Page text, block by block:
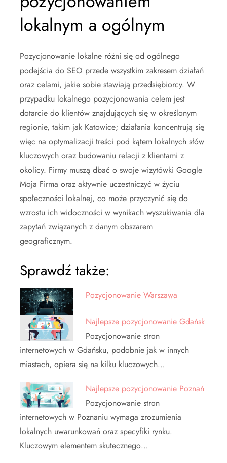
lokalnym a ogólnym
Pozycjonowanie lokalne różni się od ogólnego
podejścia do SEO przede wszystkim zakresem działań
oraz celami, jakie sobie stawiają przedsiębiorcy. W
przypadku lokalnego pozycjonowania celem jest
dotarcie do klientów znajdujących się w określonym
regionie, takim jak Katowice; działania koncentrują się
więc na optymalizacji treści pod kątem lokalnych słów
kluczowych oraz budowaniu relacji z klientami z
okolicy. Firmy muszą dbać o swoje wizytówki Google
Moja Firma oraz aktywnie uczestniczyć w życiu
społeczności lokalnej, co może przyczynić się do
wzrostu ich widoczności w wynikach wyszukiwania dla
zapytań związanych z danym obszarem
geograficznym.
Sprawdź także:
Pozycjonowanie Warszawa
Najlepsze pozycjonowanie Gdańsk
Pozycjonowanie stron
internetowych w Gdańsku, podobnie jak w innych
miastach, opiera się na kilku kluczowych…
Najlepsze pozycjonowanie Poznań
Pozycjonowanie stron
internetowych w Poznaniu wymaga zrozumienia
lokalnych uwarunkowań oraz specyfiki rynku.
Kluczowym elementem skutecznego…